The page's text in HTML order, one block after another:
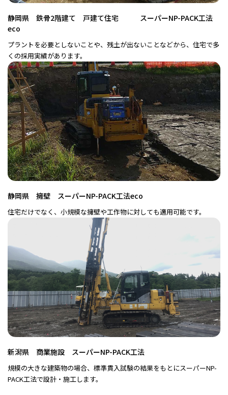
静岡県 鉄骨2階建て 戸建て住宅 スーパーNP-PACK工法
eco
プラントを必要としないことや、残土が出ないことなどから、住宅で多
くの採用実績があります。
静岡県 擁壁 スーパーNP-PACK工法eco
住宅だけでなく、小規模な擁壁や工作物に対しても適用可能です。
新潟県 商業施設 スーパーNP-PACK工法
規模の大きな建築物の場合、標準貫入試験の結果をもとにスーパーNP-
PACK工法で設計・施工します。